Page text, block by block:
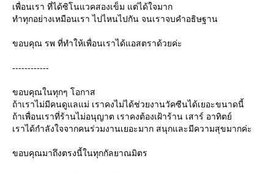
เพื่อนเรา ที่ได้ซิโนแวคสองเข็ม แต่ได้ใจมาก
ทำทุกอย่างเหมือนเรา ไปไหนไปกัน จนเราจบคำอธิษฐาน
ขอบคุณ รพ ที่ทำให้เพื่อนเราได้แอสตราด้วยค่ะ
------------
ขอบคุณในทุกๆ โอกาส
ถ้าเราไม่มีคนดูแลแม่ เราคงไม่ได้ช่วยงานวัคซีนได้เยอะขนาดนี้
ถ้าเพื่อนเราที่ร้านไม่อนุญาต เราคงต้องเฝ้าร้าน เสาร์ อาทิตย์
เราได้กำลังใจจากคนร่วมงานเยอะมาก สนุกและมีความสุขมากค่ะ
ขอบคุณมาถึงตรงนี้ในทุกกัลยาณมิตร